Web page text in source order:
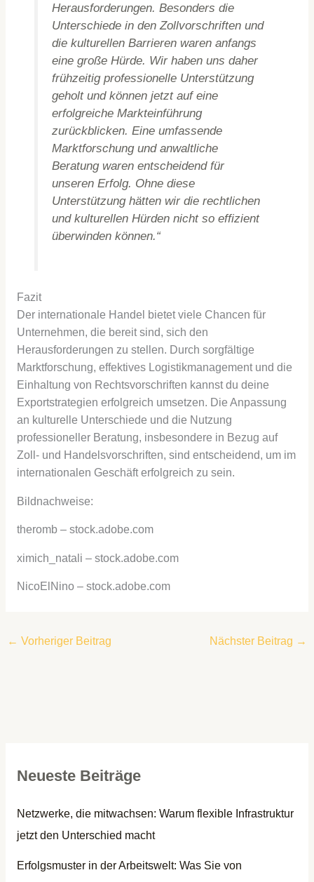
Herausforderungen. Besonders die
Unterschiede in den Zollvorschriften und
die kulturellen Barrieren waren anfangs
eine große Hürde. Wir haben uns daher
frühzeitig professionelle Unterstützung
geholt und können jetzt auf eine
erfolgreiche Markteinführung
zurückblicken. Eine umfassende
Marktforschung und anwaltliche
Beratung waren entscheidend für
unseren Erfolg. Ohne diese
Unterstützung hätten wir die rechtlichen
und kulturellen Hürden nicht so effizient
überwinden können.“
Fazit
Der internationale Handel bietet viele Chancen für
Unternehmen, die bereit sind, sich den
Herausforderungen zu stellen. Durch sorgfältige
Marktforschung, effektives Logistikmanagement und die
Einhaltung von Rechtsvorschriften kannst du deine
Exportstrategien erfolgreich umsetzen. Die Anpassung
an kulturelle Unterschiede und die Nutzung
professioneller Beratung, insbesondere in Bezug auf
Zoll- und Handelsvorschriften, sind entscheidend, um im
internationalen Geschäft erfolgreich zu sein.
Bildnachweise:
theromb– stock.adobe.com
ximich_natali – stock.adobe.com
NicoElNino– stock.adobe.com
← Vorheriger Beitrag Nächster Beitrag →
Neueste Beiträge
Netzwerke, die mitwachsen: Warum flexible Infrastruktur
jetzt den Unterschied macht
Erfolgsmuster in der Arbeitswelt: Was Sie von